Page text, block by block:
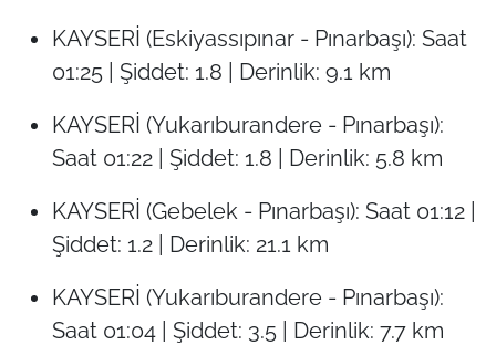
KAYSERİ (Eskiyassıpınar - Pınarbaşı): Saat
01:25 | Şiddet: 1.8 | Derinlik: 9.1 km
KAYSERİ (Yukarıburandere - Pınarbaşı):
Saat 01:22 | Şiddet: 1.8 | Derinlik: 5.8 km
KAYSERİ (Gebelek - Pınarbaşı): Saat 01:12 |
Şiddet: 1.2 | Derinlik: 21.1 km
KAYSERİ (Yukarıburandere - Pınarbaşı):
Saat 01:04 | Şiddet: 3.5 | Derinlik: 7.7 km